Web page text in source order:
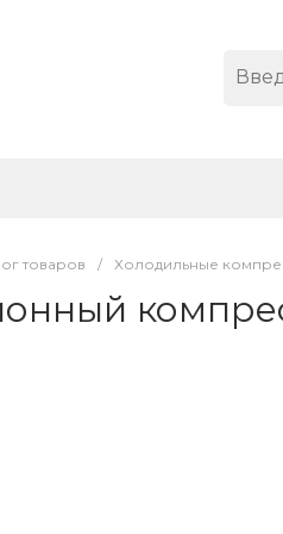
товаров / Холодильные